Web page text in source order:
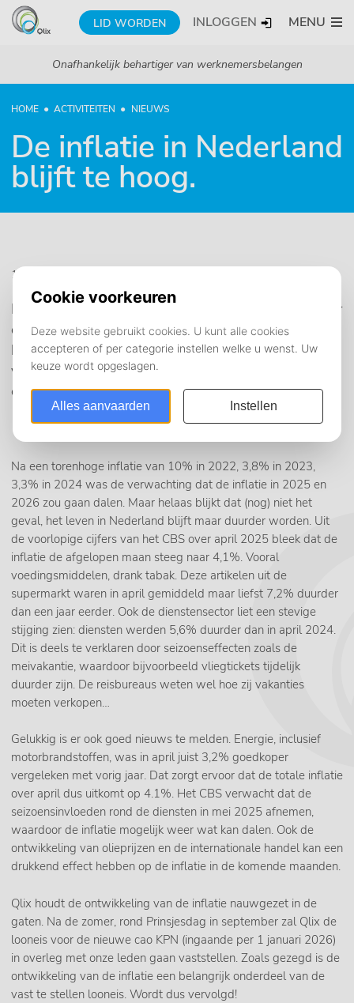
LID WORDEN INLOGGEN MENU
Onafhankelijk behartiger van werknemersbelangen
HOME ACTIVITEITEN NIEUWS
De inflatie in Nederland
blijft te hoog.
12 mei 2025
Iedere maand presenteert het Centraal Bureau voor
de Statistiek (CBS) de inflatiecijfers. Die cijfers zijn
belangrijk, omdat ze een belangrijke basis vormen
voor de onderbouwing van de looneis van Qlix bij
cao-onderhandelingen.
Na een torenhoge inflatie van 10% in 2022, 3,8% in 2023,
3,3% in 2024 was de verwachting dat de inflatie in 2025 en
2026 zou gaan dalen. Maar helaas blijkt dat (nog) niet het
geval, het leven in Nederland blijft maar duurder worden. Uit
de voorlopige cijfers van het CBS over april 2025 bleek dat de
inflatie de afgelopen maan steeg naar 4,1%. Vooral
voedingsmiddelen, drank tabak. Deze artikelen uit de
supermarkt waren in april gemiddeld maar liefst 7,2% duurder
dan een jaar eerder. Ook de dienstensector liet een stevige
stijging zien: diensten werden 5,6% duurder dan in april 2024.
Dit is deels te verklaren door seizoenseffecten zoals de
meivakantie, waardoor bijvoorbeeld vliegtickets tijdelijk
duurder zijn. De reisbureaus weten wel hoe zij vakanties
moeten verkopen…
Gelukkig is er ook goed nieuws te melden. Energie, inclusief
motorbrandstoffen, was in april juist 3,2% goedkoper
vergeleken met vorig jaar. Dat zorgt ervoor dat de totale inflatie
over april dus uitkomt op 4.1%. Het CBS verwacht dat de
seizoensinvloeden rond de diensten in mei 2025 afnemen,
waardoor de inflatie mogelijk weer wat kan dalen. Ook de
ontwikkeling van olieprijzen en de internationale handel kan een
drukkend effect hebben op de inflatie in de komende maanden.
Qlix houdt de ontwikkeling van de inflatie nauwgezet in de
gaten. Na de zomer, rond Prinsjesdag in september zal Qlix de
looneis voor de nieuwe cao KPN (ingaande per 1 januari 2026)
in overleg met onze leden gaan vaststellen. Zoals gezegd is de
ontwikkeling van de inflatie een belangrijk onderdeel van de
vast te stellen looneis. Wordt dus vervolgd!